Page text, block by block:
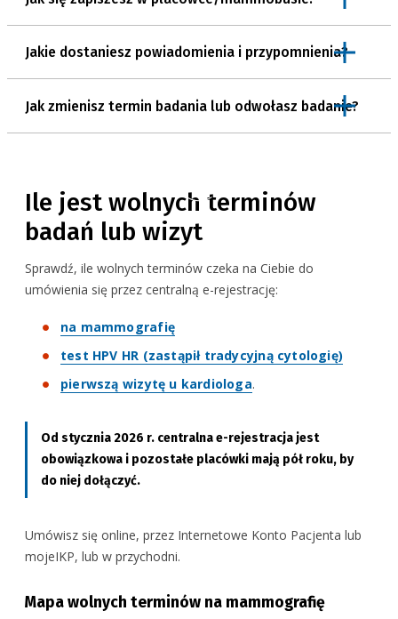
Jakie dostaniesz powiadomienia i przypomnienia?
Jak zmienisz termin badania lub odwołasz badanie?
Żeby zmienić termin badania, trzeba odwołać umówione
Ile jest wolnych terminów
badań lub wizyt
Sprawdź, ile wolnych terminów czeka na Ciebie do
umówienia się przez centralną e-rejestrację:
na mammografię
test HPV HR (zastąpił tradycyjną cytologię)
pierwszą wizytę u kardiologa.
Od stycznia 2026 r. centralna e-rejestracja jest
obowiązkowa i pozostałe placówki mają pół roku, by
do niej dołączyć.
Umówisz się online, przez Internetowe Konto Pacjenta lub
mojeIKP, lub w przychodni.
Mapa wolnych terminów na mammografię